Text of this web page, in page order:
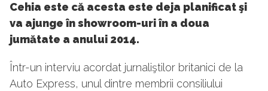
Cehia este că acesta este deja planificat şi
va ajunge în showroom-uri în a doua
jumătate a anului 2014.
Într-un interviu acordat jurnaliştilor britanici de la
Auto Express, unul dintre membrii consiliului